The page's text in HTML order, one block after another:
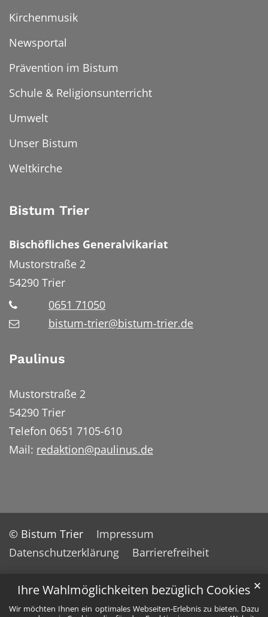
Ihre Wahlmöglichkeiten bezüglich Cookies
Wir möchten Ihnen ein optimales Webseiten-Erlebnis zu bieten. Dazu
✕
Kirchenmusik
Newsportal
Prävention im Bistum
Schule & Religionsunterricht
Umwelt
Unser Bistum
Weltkirche
Bistum Trier
Bischöfliches Generalvikariat
Mustorstraße 2
54290 Trier
0651 71050
bistum-trier@bistum-trier.de
Paulinus
Mustorstraße 2
54290 Trier
Telefon 0651 7105-610
Mail: redaktion@paulinus.de
© Bistum Trier
Impressum
Datenschutzerklärung
Barrierefreiheit